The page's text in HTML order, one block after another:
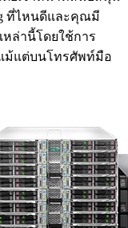
ที่ไหนดีและคุณมี
หล่านี้โดยใช้การ
ม้แต่บนโทรศัพท์มือ